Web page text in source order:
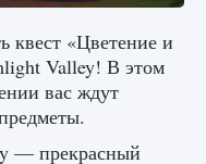
начать
0 0
квест «Цветение и
Valley! В этом
вас ждут
— прекрасный